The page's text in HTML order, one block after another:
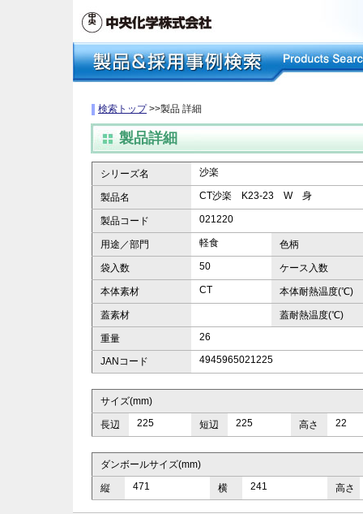
検索トップ>>製品 詳細
製品詳細
シリーズ名 沙楽
製品名 CT沙楽 K23-23 W 身
製品コード 021220
用途／部門 軽食 色柄
袋入数 50 ケース入数
本体素材 CT 本体耐熱温度(℃)
蓋素材 蓋耐熱温度(℃)
重量 26
JANコード 4945965021225
サイズ(mm)
長辺 225 短辺 225 高さ 22
ダンボールサイズ(mm)
縦 471 横 241 高さ